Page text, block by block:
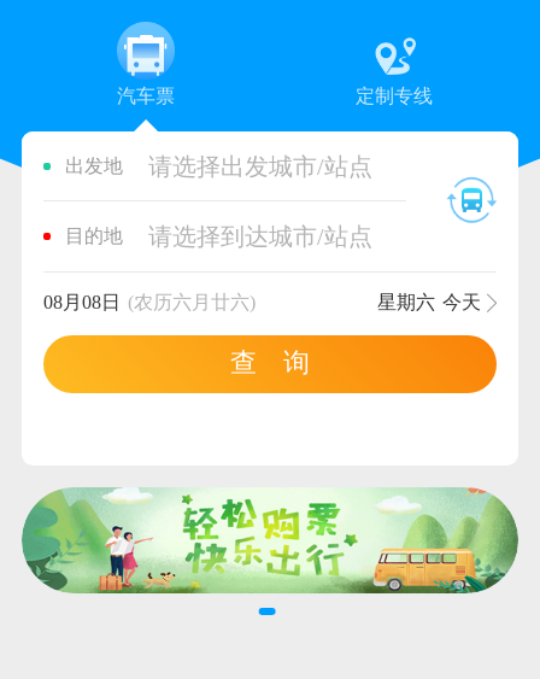
汽车票 定制专线
出发地 请选择出发城市/站点
目的地 请选择到达城市/站点
08月08日 (农历六月廿六) 星期六 今天
查 询